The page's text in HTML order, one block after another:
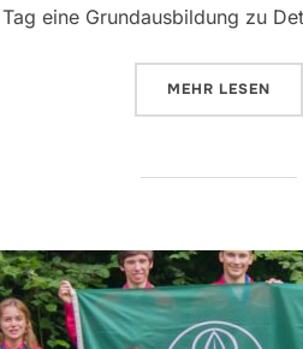
eine Grundausbildung zu
MEHR ÜBER
LESEN